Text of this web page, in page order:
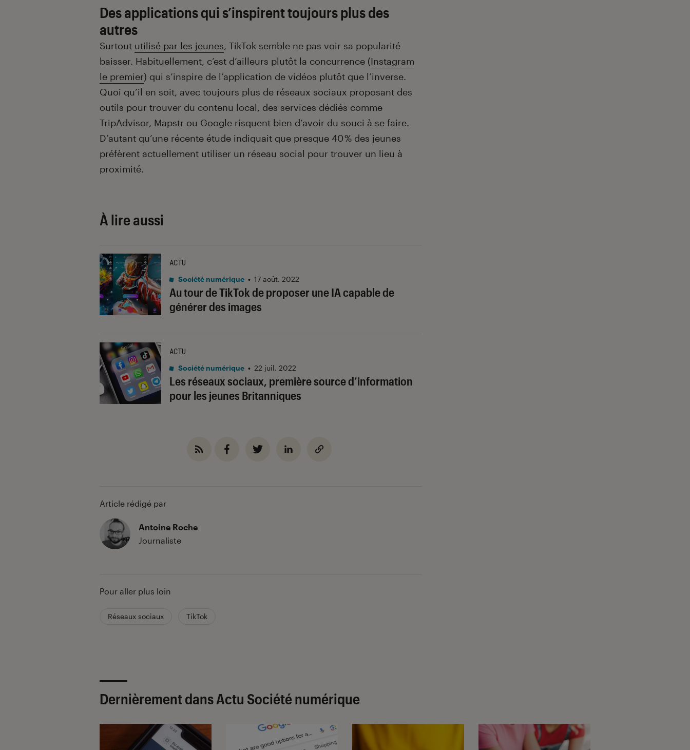
Des applications qui s’inspirent toujours plus des
autres
Surtout utilisé par les jeunes, TikTok semble ne pas voir sa popularité
baisser. Habituellement, c’est d’ailleurs plutôt la concurrence (Instagram
le premier) qui s’inspire de l’application de vidéos plutôt que l’inverse.
Quoi qu’il en soit, avec toujours plus de réseaux sociaux proposant des
outils pour trouver du contenu local, des services dédiés comme
TripAdvisor, Mapstr ou Google risquent bien d’avoir du souci à se faire.
D’autant qu’une récente étude indiquait que presque 40 % des jeunes
préfèrent actuellement utiliser un réseau social pour trouver un lieu à
proximité.
À lire aussi
Au tour de TikTok de proposer une IA capable de
générer des images
ACTU
Société numérique • 17 août. 2022
Les réseaux sociaux, première source d’information
pour les jeunes Britanniques
ACTU
Société numérique • 22 juil. 2022
Article rédigé par
Antoine Roche
Journaliste
Pour aller plus loin
Réseaux sociaux TikTok
Dernièrement dans Actu Société numérique